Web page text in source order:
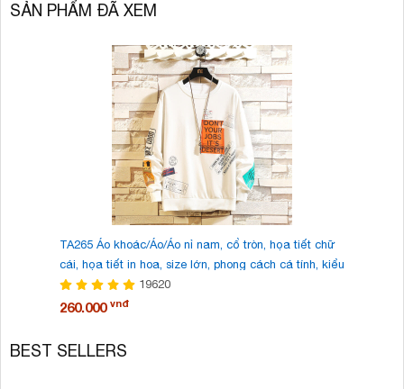
SẢN PHẨM ĐÃ XEM
TA265 Áo khoác/Áo/Áo nỉ nam, cổ tròn, họa tiết chữ
cái, họa tiết in hoa, size lớn, phong cách cá tính, kiểu
dáng thời trang, mẫu mới mùa thu này
19620
260.000 vnđ
BEST SELLERS